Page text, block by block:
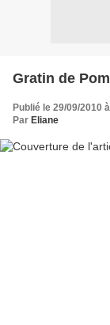
Gratin de
Publié le 29/09/2010
Par Eliane